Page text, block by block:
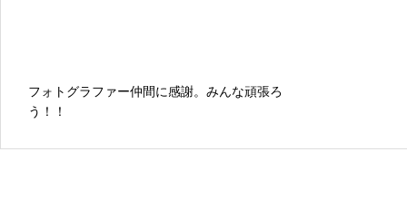
フォトグラファー仲間に感謝。みんな頑張ろ
う！！